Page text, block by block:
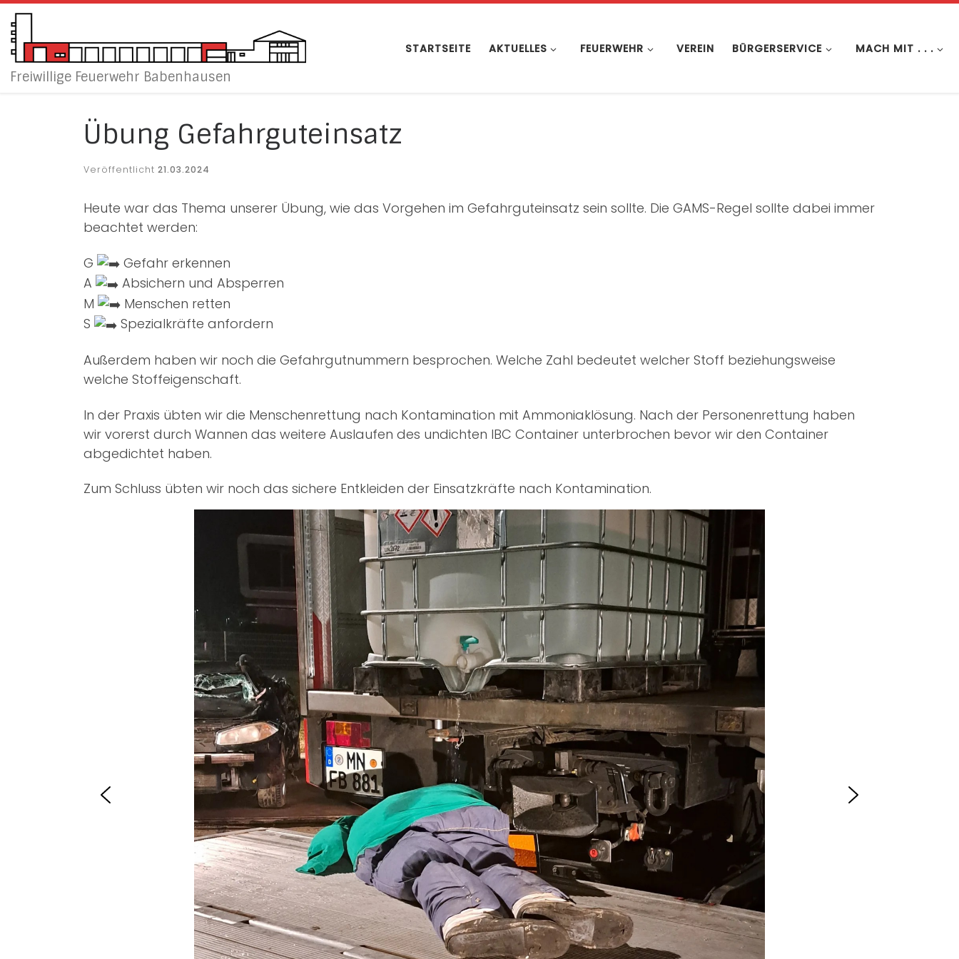
Freiwillige Feuerwehr Babenhausen
STARTSEITE AKTUELLES FEUERWEHR VEREIN BÜRGERSERVICE MACH MIT . . .
Übung Gefahrguteinsatz
Veröffentlicht 21.03.2024
Heute war das Thema unserer Übung, wie das Vorgehen im Gefahrguteinsatz sein sollte. Die GAMS-Regel sollte dabei immer
beachtet werden:
G
Gefahr erkennen
A
Absichern und Absperren
M
Menschen retten
S
Spezialkräfte anfordern
Außerdem haben wir noch die Gefahrgutnummern besprochen. Welche Zahl bedeutet welcher Stoff beziehungsweise
welche Stoffeigenschaft.
In der Praxis übten wir die Menschenrettung nach Kontamination mit Ammoniaklösung. Nach der Personenrettung haben
wir vorerst durch Wannen das weitere Auslaufen des undichten IBC Container unterbrochen bevor wir den Container
abgedichtet haben.
Zum Schluss übten wir noch das sichere Entkleiden der Einsatzkräfte nach Kontamination.